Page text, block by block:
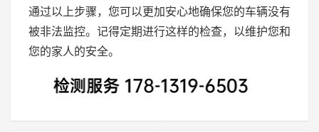
通过以上步骤，您可以更加安心地确保您的车辆没有
被非法监控。记得定期进行这样的检查，以维护您和
您的家人的安全。